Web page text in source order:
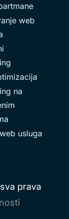
web
na
usluga
prava